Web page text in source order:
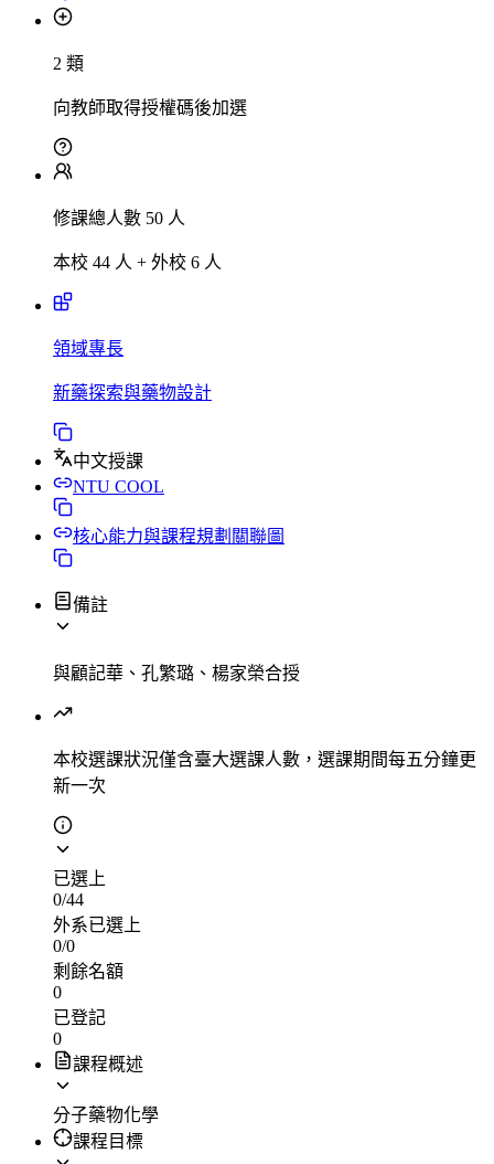
2 類
向教師取得授權碼後加選
修課總人數 50 人
本校 44 人 + 外校 6 人
領域專長
新藥探索與藥物設計
中文授課
NTU COOL
核心能力與課程規劃關聯圖
備註
與顧記華、孔繁璐、楊家榮合授
本校選課狀況僅含臺大選課人數，選課期間每五分鐘更
新一次
已選上
0/44
外系已選上
0/0
剩餘名額
0
已登記
0
課程概述
分子藥物化學
課程目標